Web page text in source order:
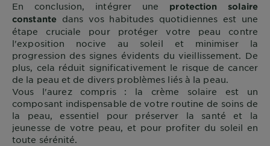
En conclusion, intégrer une protection solaire
constantedans vos habitudes quotidiennes est une
étape cruciale pour protéger votre peau contre
l'exposition nocive au soleil et minimiser la
progression des signes évidents du vieillissement. De
plus, cela réduit significativement le risque de cancer
de la peau et de divers problèmes liés à la peau.
Vous l'aurez compris : la crème solaire est un
composant indispensable de votre routine de soins de
la peau, essentiel pour préserver la santé et la
jeunesse de votre peau, et pour profiter du soleil en
toute sérénité.